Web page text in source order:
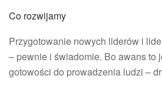
Co rozwijamy
Przygotowanie nowych liderów i
– pewnie i świadomie. Bo awans to
gotowości do prowadzenia ludzi –